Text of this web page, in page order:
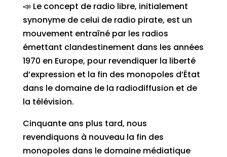
📣 Le concept de radio libre, initialement
synonyme de celui de radio pirate, est un
mouvement entraîné par les radios
émettant clandestinement dans les années
1970 en Europe, pour revendiquer la liberté
d’expression et la fin des monopoles d’État
dans le domaine de la radiodiffusion et de
la télévision.
Cinquante ans plus tard, nous
revendiquons à nouveau la fin des
monopoles dans le domaine médiatique